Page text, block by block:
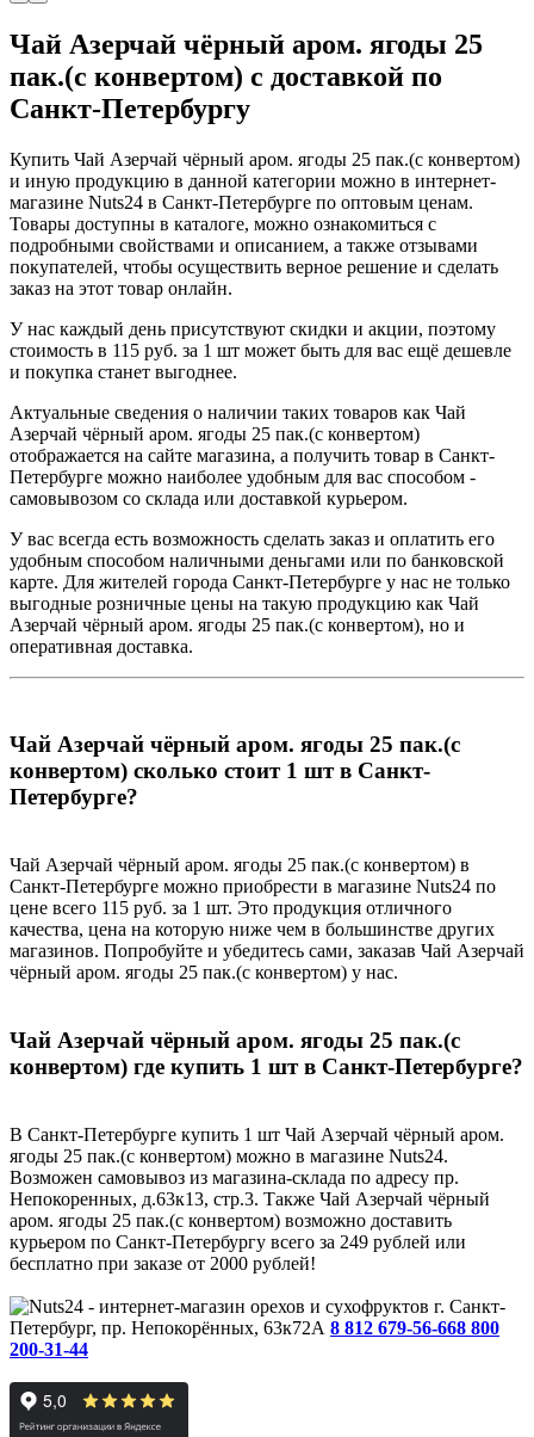
Чай Азерчай чёрный аром. ягоды 25
пак.(с конвертом) с доставкой по
Санкт-Петербургу
Купить Чай Азерчай чёрный аром. ягоды 25 пак.(с конвертом)
и иную продукцию в данной категории можно в интернет-
магазине Nuts24 в Санкт-Петербурге по оптовым ценам.
Товары доступны в каталоге, можно ознакомиться с
подробными свойствами и описанием, а также отзывами
покупателей, чтобы осуществить верное решение и сделать
заказ на этот товар онлайн.
У нас каждый день присутствуют скидки и акции, поэтому
стоимость в 115 руб. за 1 шт может быть для вас ещё дешевле
и покупка станет выгоднее.
Актуальные сведения о наличии таких товаров как Чай
Азерчай чёрный аром. ягоды 25 пак.(с конвертом)
отображается на сайте магазина, а получить товар в Санкт-
Петербурге можно наиболее удобным для вас способом -
самовывозом со склада или доставкой курьером.
У вас всегда есть возможность сделать заказ и оплатить его
удобным способом наличными деньгами или по банковской
карте. Для жителей города Санкт-Петербурге у нас не только
выгодные розничные цены на такую продукцию как Чай
Азерчай чёрный аром. ягоды 25 пак.(с конвертом), но и
оперативная доставка.
Чай Азерчай чёрный аром. ягоды 25 пак.(с
конвертом) сколько стоит 1 шт в Санкт-
Петербурге?
Чай Азерчай чёрный аром. ягоды 25 пак.(с конвертом) в
Санкт-Петербурге можно приобрести в магазине Nuts24 по
цене всего 115 руб. за 1 шт. Это продукция отличного
качества, цена на которую ниже чем в большинстве других
магазинов. Попробуйте и убедитесь сами, заказав Чай Азерчай
чёрный аром. ягоды 25 пак.(с конвертом) у нас.
Чай Азерчай чёрный аром. ягоды 25 пак.(с
конвертом) где купить 1 шт в Санкт-Петербурге?
В Санкт-Петербурге купить 1 шт Чай Азерчай чёрный аром.
ягоды 25 пак.(с конвертом) можно в магазине Nuts24.
Возможен самовывоз из магазина-склада по адресу пр.
Непокоренных, д.63к13, стр.3. Также Чай Азерчай чёрный
аром. ягоды 25 пак.(с конвертом) возможно доставить
курьером по Санкт-Петербургу всего за 249 рублей или
бесплатно при заказе от 2000 рублей!
г. Санкт-
Петербург, пр. Непокорённых, 63к72А 8 812 679-56-668 800
200-31-44